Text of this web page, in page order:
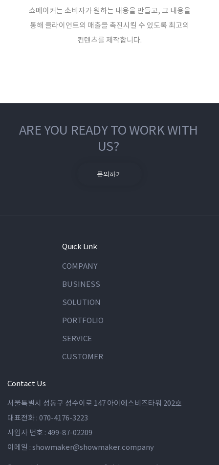
쇼메이커는 소비자가 원하는 내용을 만들고, 그 내용을
통해 클라이언트의 매출을 촉진시킬 수 있도록 최고의
컨텐츠를 제작합니다.
ARE YOU READY TO WORK WITH
US?
문의하기
Quick Link
COMPANY
BUSINESS
SOLUTION
PORTFOLIO
SERVICE
CUSTOMER
Contact Us
서울특별시 성동구 성수이로 147 아이에스비즈타워 202호
대표전화 : 070-4176-3223
사업자 번호 : 499-87-02209
이메일 : showmaker@showmaker.company